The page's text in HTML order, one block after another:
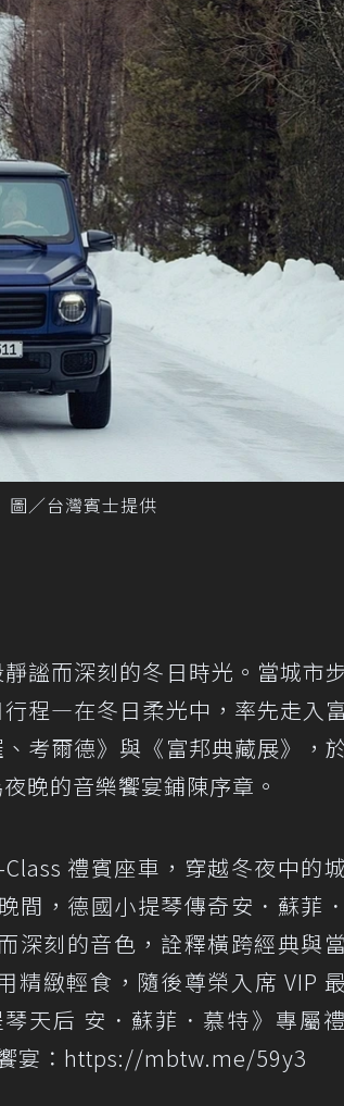
圖／台灣賓士提供
謐而深刻的冬日時光。當城市
程—在冬日柔光中，率先走入
考爾德》與《富邦典藏展》，
晚的音樂饗宴鋪陳序章。
禮賓座車，穿越冬夜中的
間，德國小提琴傳奇安．蘇菲
深刻的音色，詮釋橫跨經典與
精緻輕食，隨後尊榮入席 VIP
天后 安．蘇菲．慕特》專屬
宴： https://mbtw.me/59y3